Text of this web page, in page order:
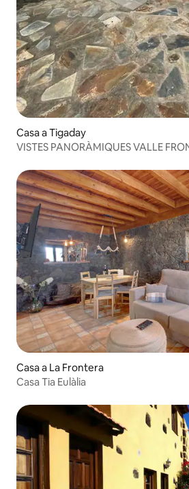
Casa a Tigaday
VISTES PANORÀMIQUES VALLE
Casa a La Frontera
Casa Tia Eulàlia